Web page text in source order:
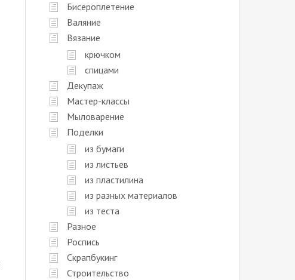
Бисероплетение
Валяние
Вязание
крючком
спицами
Декупаж
Мастер-классы
Мыловарение
Поделки
из бумаги
из листьев
из пластилина
из разных материалов
из теста
Разное
Роспись
Скрапбукинг
Строительство